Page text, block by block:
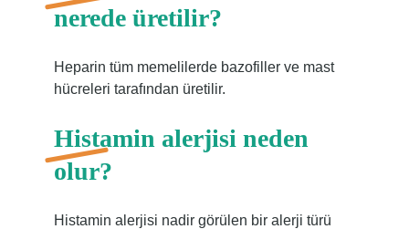
nerede üretilir?
Heparin tüm memelilerde bazofiller ve mast
hücreleri tarafından üretilir.
Histamin alerjisi neden
olur?
Histamin alerjisi nadir görülen bir alerji türü